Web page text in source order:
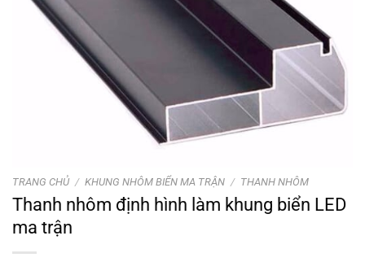
TRANG CHỦ / KHUNG NHÔM BIỂN MA TRẬN / THANH NHÔM
Thanh nhôm định hình làm khung biển LED
ma trận